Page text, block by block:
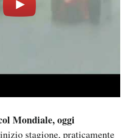
Mondiale, oggi
stagione, praticamente